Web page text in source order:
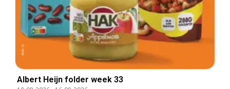
Albert Heijn folder week 33